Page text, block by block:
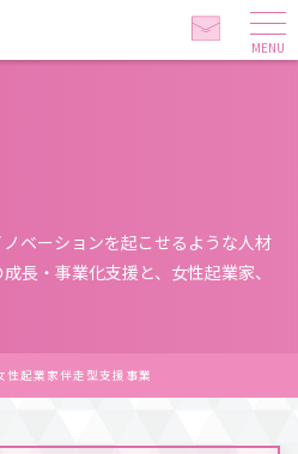
ベーションを起こせるような人材
長・事業化支援と、女性起業家、
性起業家伴走型支援事業
MENU